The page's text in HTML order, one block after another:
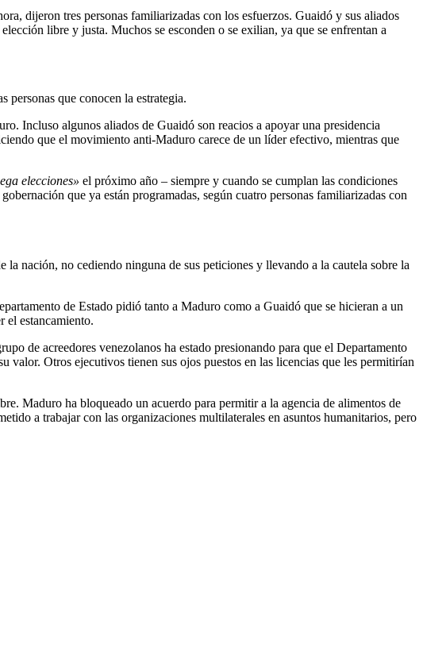
dijeron tres personas familiarizadas con los esfuerzos. Guaidó y sus aliados
libre y justa. Muchos se esconden o se exilian, ya que se enfrentan a
personas que conocen la estrategia.
Incluso algunos aliados de Guaidó son reacios a apoyar una presidencia
que el movimiento anti-Maduro carece de un líder efectivo, mientras que
elecciones» el próximo año – siempre y cuando se cumplan las condiciones
que ya están programadas, según cuatro personas familiarizadas con
nación, no cediendo ninguna de sus peticiones y llevando a la cautela sobre la
de Estado pidió tanto a Maduro como a Guaidó que se hicieran a un
el estancamiento.
de acreedores venezolanos ha estado presionando para que el Departamento
valor. Otros ejecutivos tienen sus ojos puestos en las licencias que les permitirían
Maduro ha bloqueado un acuerdo para permitir a la agencia de alimentos de
a trabajar con las organizaciones multilaterales en asuntos humanitarios, pero